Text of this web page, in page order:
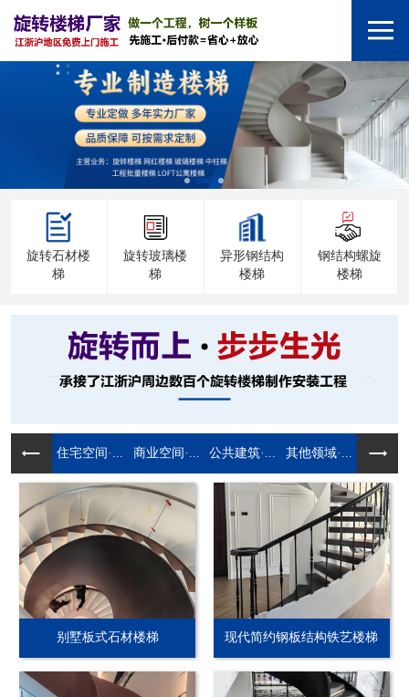
旋转石材楼
梯
旋转玻璃楼
梯
异形钢结构
楼梯
钢结构螺旋
楼梯
住宅空间·... 商业空间·... 公共建筑·... 其他领域·...
别墅板式石材楼梯 现代简约钢板结构铁艺楼梯